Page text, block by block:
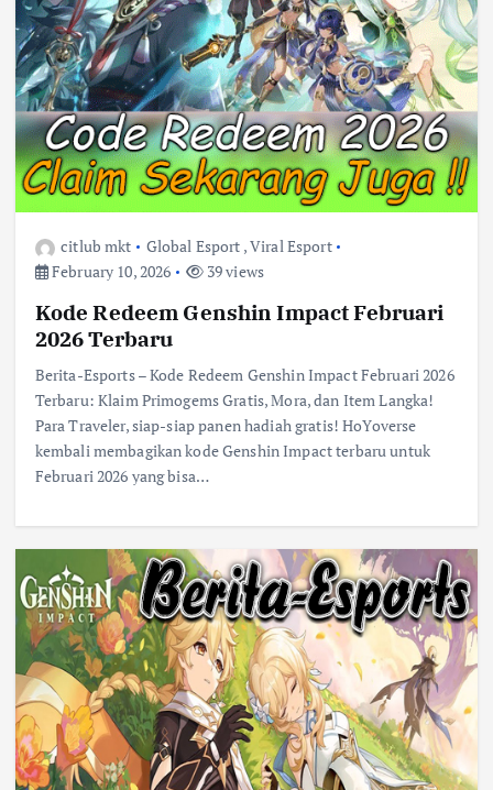
citlub mkt Global Esport ,Viral Esport
February 10, 2026
39 views
Kode Redeem Genshin Impact Februari
2026 Terbaru
Berita-Esports – Kode Redeem Genshin Impact Februari 2026
Terbaru: Klaim Primogems Gratis, Mora, dan Item Langka!
Para Traveler, siap-siap panen hadiah gratis! HoYoverse
kembali membagikan kode Genshin Impact terbaru untuk
Februari 2026 yang bisa…